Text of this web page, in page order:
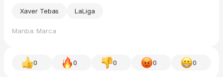
Xaver Tebas LaLiga
Manba: Marca
0 0 0 0 0